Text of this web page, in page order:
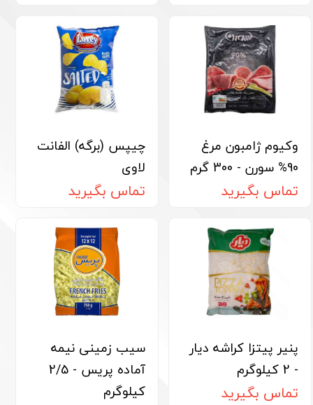
وکیوم ژامبون مرغ
90% سورن - 300 گرم
تماس بگیرید
چیپس (برگه) الفانت
لاوی
تماس بگیرید
پنیر پیتزا کراشه دیار
- 2 کیلوگرم
تماس بگیرید
سیب زمینی نیمه
آماده پریس - 2/5
کیلوگرم